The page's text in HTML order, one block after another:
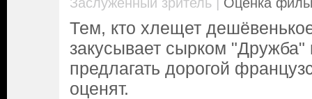
Тем, кто хлещет
закусывает сырком
предлагать дорогой
оценят.